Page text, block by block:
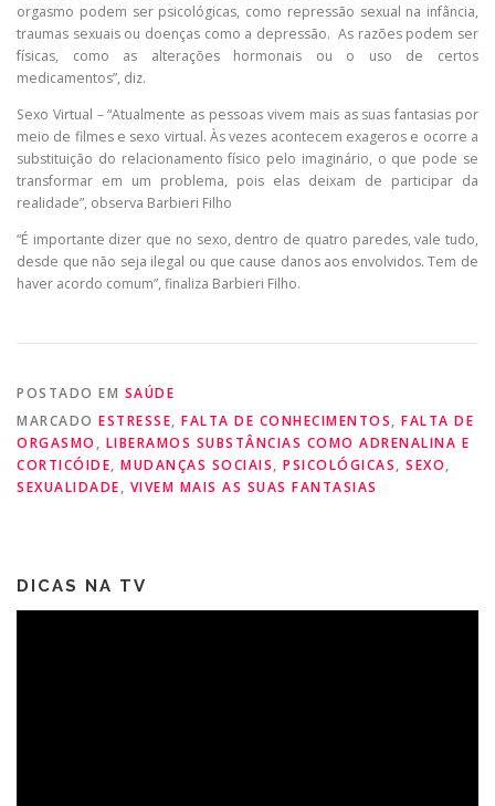
orgasmo podem ser psicológicas, como repressão sexual na infância,
traumas sexuais ou doenças como a depressão. As razões podem ser
físicas, como as alterações hormonais ou o uso de certos
medicamentos”, diz.
Sexo Virtual – “Atualmente as pessoas vivem mais as suas fantasias por
meio de filmes e sexo virtual. Às vezes acontecem exageros e ocorre a
substituição do relacionamento físico pelo imaginário, o que pode se
transformar em um problema, pois elas deixam de participar da
realidade”, observa Barbieri Filho
“É importante dizer que no sexo, dentro de quatro paredes, vale tudo,
desde que não seja ilegal ou que cause danos aos envolvidos. Tem de
haver acordo comum”, finaliza Barbieri Filho.
POSTADO EM SAÚDE
MARCADO ESTRESSE, FALTA DE CONHECIMENTOS, FALTA DE
ORGASMO , LIBERAMOS SUBSTÂNCIAS COMO ADRENALINA E
CORTICÓIDE, MUDANÇAS SOCIAIS, PSICOLÓGICAS, SEXO,
SEXUALIDADE, VIVEM MAIS AS SUAS FANTASIAS
DICAS NA TV